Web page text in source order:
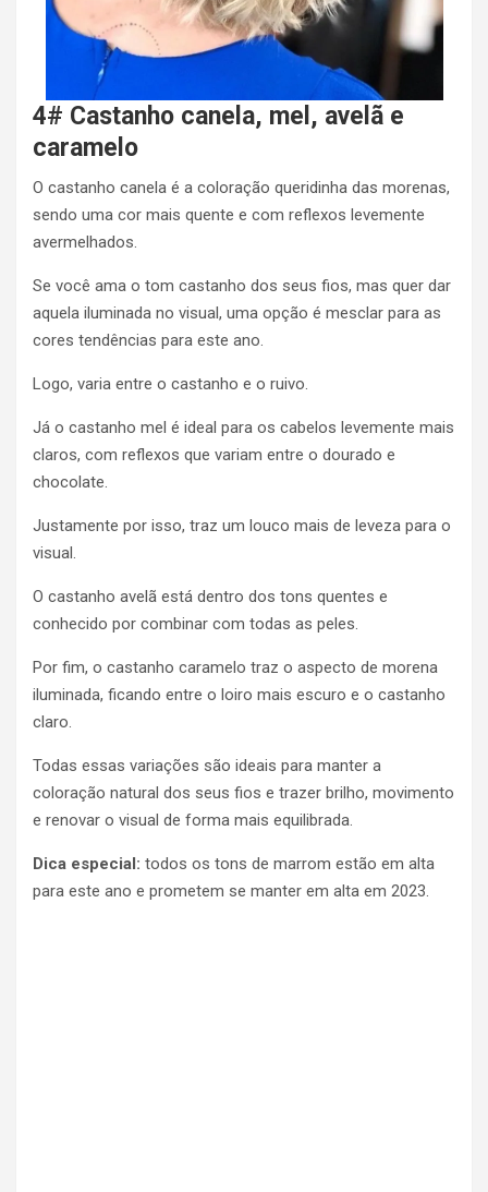
4# Castanho canela, mel, avelã e
caramelo
O castanho canela é a coloração queridinha das morenas,
sendo uma cor mais quente e com reflexos levemente
avermelhados.
Se você ama o tom castanho dos seus fios, mas quer dar
aquela iluminada no visual, uma opção é mesclar para as
cores tendências para este ano.
Logo, varia entre o castanho e o ruivo.
Já o castanho mel é ideal para os cabelos levemente mais
claros, com reflexos que variam entre o dourado e
chocolate.
Justamente por isso, traz um louco mais de leveza para o
visual.
O castanho avelã está dentro dos tons quentes e
conhecido por combinar com todas as peles.
Por fim, o castanho caramelo traz o aspecto de morena
iluminada, ficando entre o loiro mais escuro e o castanho
claro.
Todas essas variações são ideais para manter a
coloração natural dos seus fios e trazer brilho, movimento
e renovar o visual de forma mais equilibrada.
Dica especial: todos os tons de marrom estão em alta
para este ano e prometem se manter em alta em 2023.